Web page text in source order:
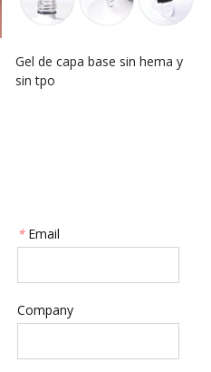
Gel de capa base sin hema y
sin tpo
* Email
Company